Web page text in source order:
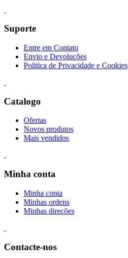
Suporte
Entre em Contato
Envio e Devoluções
Politica de Privacidade e Cookies
Catalogo
Ofertas
Novos produtos
Mais vendidos
Minha conta
Minha conta
Minhas ordens
Minhas direções
Contacte-nos